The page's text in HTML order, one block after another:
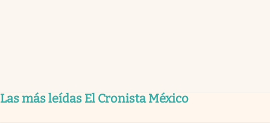
Las más leídas El Cronista México